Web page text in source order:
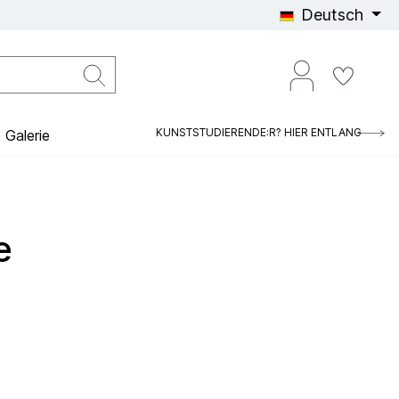
Deutsch
KUNSTSTUDIERENDE:R? HIER ENTLANG